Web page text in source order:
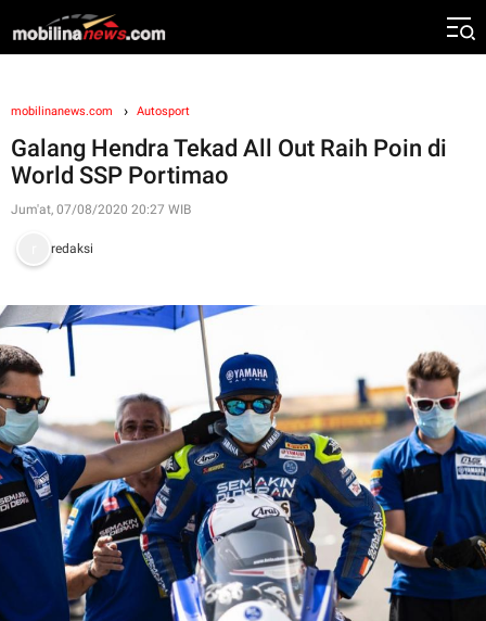
mobilinanews.com Autosport
Galang Hendra Tekad All Out Raih Poin di
World SSP Portimao
Jum'at, 07/08/2020 20:27 WIB
redaksi